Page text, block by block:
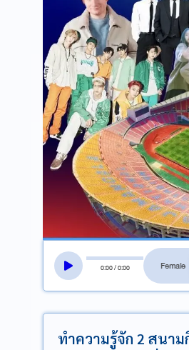
0:00/0:00
ทำความรู้จัก 2 สนา